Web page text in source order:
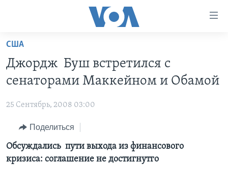
Перейти
основной
контент
навигации
Перейти
ПРОГРАММЫ
НОВОСТИ ЗА МИНУТУ
ИТОГИ
ПОЧЕМУ ЭТО ВАЖНО?
ПРОЕКТЫ
УЧИМ АНГЛИЙСКИЙ
НАША АМЕРИКАНСКАЯ ИСТОРИЯ
А КАК В АМЕРИКЕ?
ЭКСПЕРТИЗА
ИНТЕРВЬЮ
ФАКТЫ ПРОТИВ ФЕЙКОВ
ЗА СВОБОДУ ПРЕССЫ
США
Джордж Буш встретился с
сенаторами Маккейном и Обамой
25 Сентябрь, 2008 03:00
Поделиться
Обсуждались пути выхода из финансового
кризиса: соглашение не достигнутго